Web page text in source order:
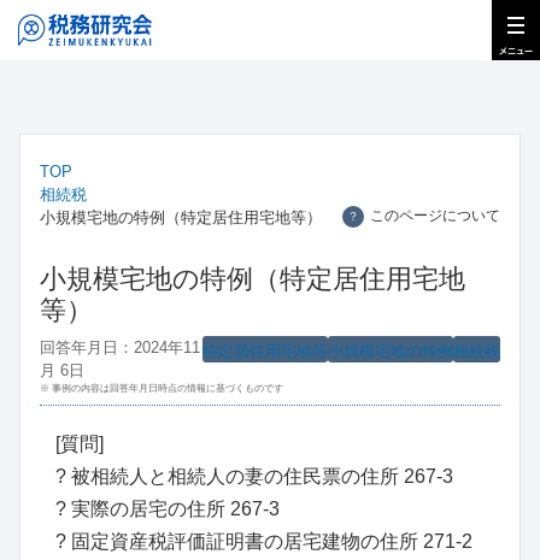
TOP
相続税
小規模宅地の特例（特定居住用宅地等）
？ このページについて
小規模宅地の特例（特定居住用宅地
等）
相続税
小規模宅地の特例
特定居住用宅地等
回答年月日：2024年11
月 6日
※ 事例の内容は回答年月日時点の情報に基づくものです
[質問]
? 被相続人と相続人の妻の住民票の住所 267-3
? 実際の居宅の住所 267-3
? 固定資産税評価証明書の居宅建物の住所 271-2